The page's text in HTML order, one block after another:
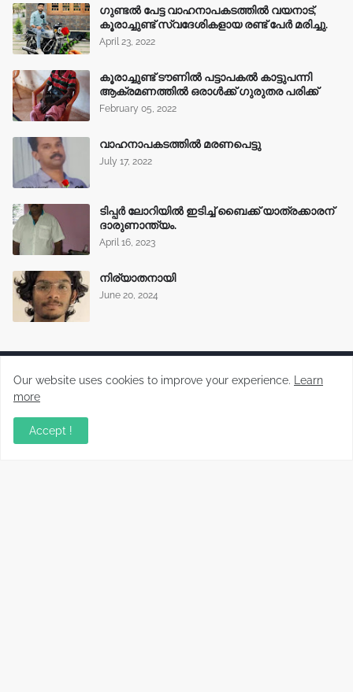
ഗുണ്ടൽ പേട്ട വാഹനാപകടത്തിൽ വയനാട്,
കൂരാച്ചുണ്ട് സ്വദേശികളായ രണ്ട് പേർ മരിച്ചു.
April 23, 2022
കൂരാച്ചുണ്ട് ടൗണിൽ പട്ടാപകൽ കാട്ടുപന്നി
ആക്രമണത്തിൽ ഒരാൾക്ക് ഗുരുതര പരിക്ക്
February 05, 2022
വാഹനാപകടത്തിൽ മരണപെട്ടു
July 17, 2022
ടിപ്പർ ലോറിയിൽ ഇടിച്ച് ബൈക്ക് യാത്രക്കാരന്
ദാരുണാന്ത്യം.
April 16, 2023
നിര്യാതനായി
June 20, 2024
Our website uses cookies to improve your experience.
Learn
more
Accept !